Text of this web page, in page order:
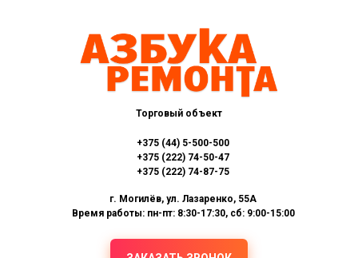
Торговый объект
+375 (44) 5-500-500
+375 (222) 74-50-47
+375 (222) 74-87-75
г. Могилёв, ул. Лазаренко, 55А
Время работы: пн-пт: 8:30-17:30, сб: 9:00-15:00